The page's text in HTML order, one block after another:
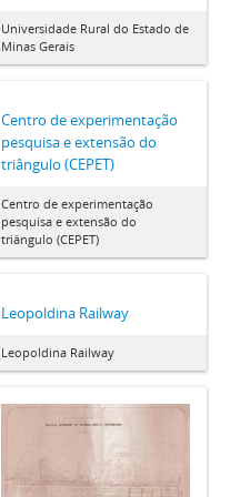
Universidade Rural do Estado de
Minas Gerais
Centro de experimentação
pesquisa e extensão do
triângulo (CEPET)
Centro de experimentação
pesquisa e extensão do
triângulo (CEPET)
Leopoldina Railway
Leopoldina Railway